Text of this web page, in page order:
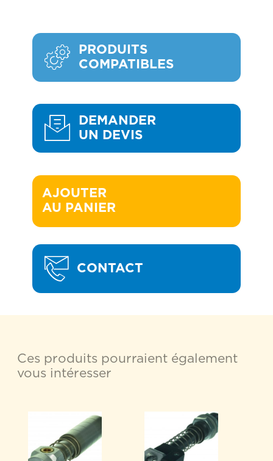
PRODUITS
COMPATIBLES
DEMANDER
UN DEVIS
AJOUTER
AU PANIER
CONTACT
Ces produits pourraient également
vous intéresser